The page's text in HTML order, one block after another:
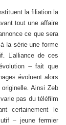
la filiation la
tout une affaire
ce que sera
la série une forme
L’alliance de ces
– fait que
évoluent alors
Ainsi Zeb
pas du téléfilm
certainement le
– jeune fermier